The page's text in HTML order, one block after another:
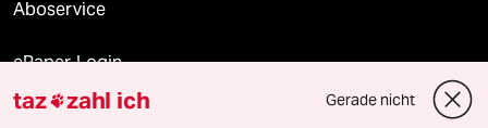
Aboservice
ePaper Login
Downloads für Abonnierende
taz zahl ich Gerade nicht